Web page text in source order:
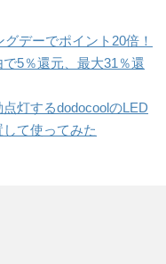
グデーでポイント20倍！
5％還元、最大31％還
灯するdodocoolのLED
て使ってみた